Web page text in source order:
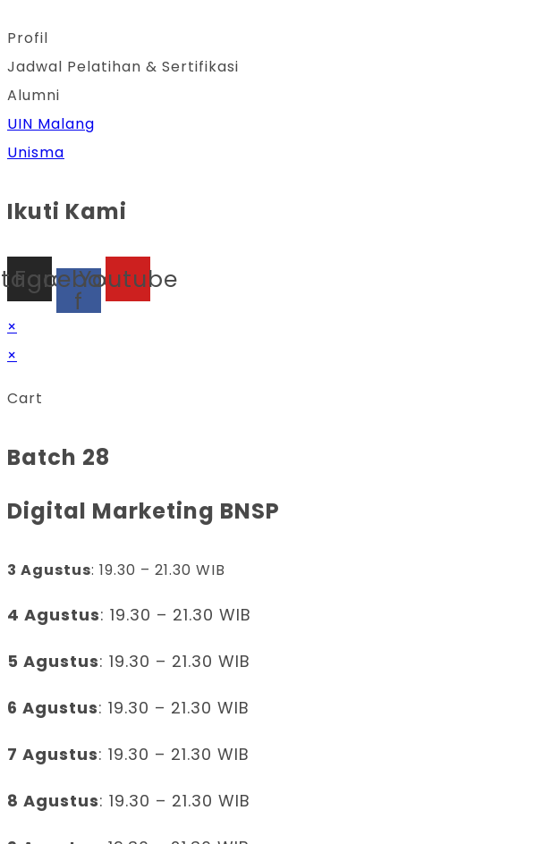
Profil
Jadwal Pelatihan & Sertifikasi
Alumni
UIN Malang
Unisma
Ikuti Kami
Facebook-
f
Youtube
×
×
Cart
Batch 28
Digital Marketing BNSP
3 Agustus: 19.30 – 21.30 WIB
4 Agustus: 19.30 – 21.30 WIB
5 Agustus: 19.30 – 21.30 WIB
6 Agustus: 19.30 – 21.30 WIB
7 Agustus: 19.30 – 21.30 WIB
8 Agustus: 19.30 – 21.30 WIB